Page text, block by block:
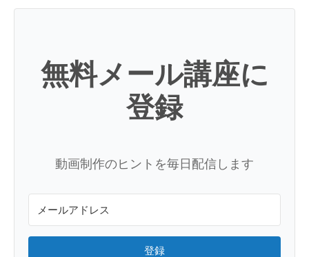
無料メール講座に
登録
動画制作のヒントを毎日配信します
登録